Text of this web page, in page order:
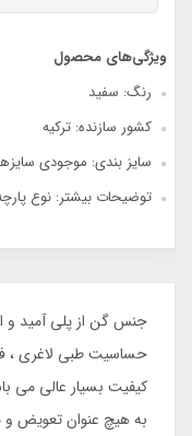
ویژگی‌های محصول
رنگ: سفید
کشور سازنده: ترکیه
سایز بندی: موجودی
توضیحات بیشتر: نوع
جنس گن از پلی آمید
حساسیت طبی لاغری ،
کیفیت بسیار عالی می
به هیچ عنوان تعویض و